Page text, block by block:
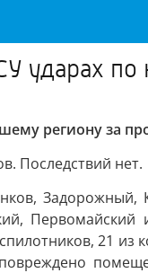
ударах
региону за
Последствий нет.
Задорожный,
21